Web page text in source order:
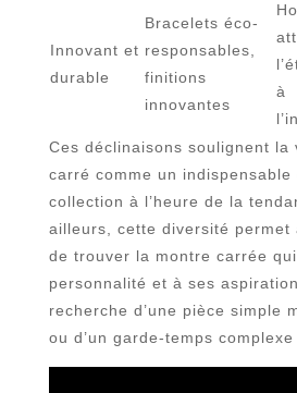
Innovant et
durable
Bracelets éco-
responsables,
finitions
innovantes
à
Ces déclinaisons soulignent la
carré comme un indispensable
collection à l’heure de la
ailleurs, cette diversité permet
de trouver la montre carrée
personnalité et à ses
recherche d’une pièce simple
ou d’un garde-temps complexe